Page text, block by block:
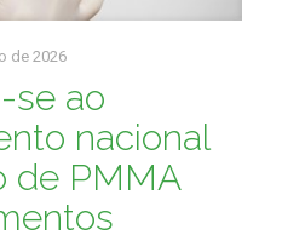
de 2026
se ao
nacional
de PMMA